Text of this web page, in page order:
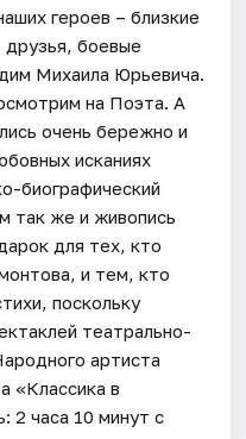
героев – близкие
боевые
Михаила Юрьевича.
на Поэта. А
очень бережно и
исканиях
биографический
так же и живопись
для тех, кто
и тем, кто
поскольку
театрально-
артиста
«Классика в
2 часа 10 минут с